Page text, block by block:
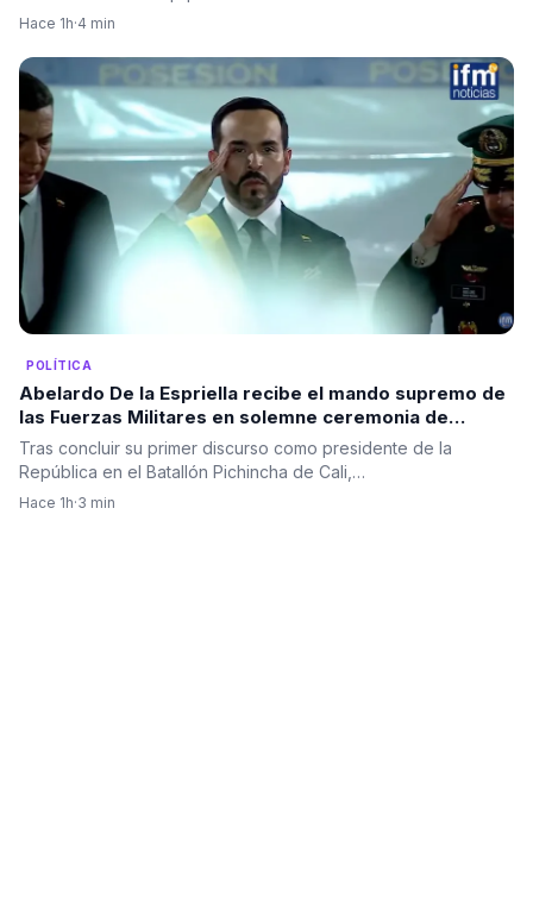
Hace 1h·4 min
POLÍTICA
Abelardo De la Espriella recibe el mando supremo de
las Fuerzas Militares en solemne ceremonia de
reconocimiento de tropas
Tras concluir su primer discurso como presidente de la
República en el Batallón Pichincha de Cali,…
Hace 1h·3 min